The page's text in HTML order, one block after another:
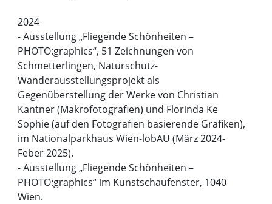
2024
- Ausstellung „Fliegende Schönheiten –
PHOTO:graphics“, 51 Zeichnungen von
Schmetterlingen, Naturschutz-
Wanderausstellungsprojekt als
Gegenüberstellung der Werke von Christian
Kantner (Makrofotografien) und Florinda Ke
Sophie (auf den Fotografien basierende Grafiken),
im Nationalparkhaus Wien-lobAU (März 2024-
Feber 2025).
- Ausstellung „Fliegende Schönheiten –
PHOTO:graphics“ im Kunstschaufenster, 1040
Wien.